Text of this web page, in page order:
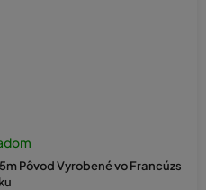
Pôvod Vyrobené vo Francúzs
ku